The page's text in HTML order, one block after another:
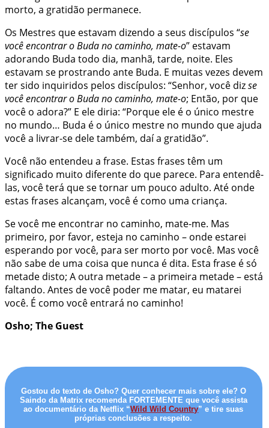
morto, a gratidão permanece.
Os Mestres que estavam dizendo a seus discípulos “se
você encontrar o Buda no caminho, mate-o” estavam
adorando Buda todo dia, manhã, tarde, noite. Eles
estavam se prostrando ante Buda. E muitas vezes devem
ter sido inquiridos pelos discípulos: “Senhor, você dizse
você encontrar o Buda no caminho, mate-o; Então, por que
você o adora?” E ele diria: “Porque ele é o único mestre
no mundo… Buda é o único mestre no mundo que ajuda
você a livrar-se dele também, daí a gratidão”.
Você não entendeu a frase. Estas frases têm um
significado muito diferente do que parece. Para entendê-
las, você terá que se tornar um pouco adulto. Até onde
estas frases alcançam, você é como uma criança.
Se você me encontrar no caminho, mate-me. Mas
primeiro, por favor, esteja no caminho – onde estarei
esperando por você, para ser morto por você. Mas você
não sabe de uma coisa que nunca é dita. Esta frase é só
metade disto; A outra metade – a primeira metade – está
faltando. Antes de você poder me matar, eu matarei
você. É como você entrará no caminho!
Osho; The Guest
Gostou do texto de Osho? Quer conhecer mais sobre ele? O
Saindo da Matrix recomenda FORTEMENTE que você assista
ao documentário da Netflix “Wild Wild Country” e tire suas
próprias conclusões a respeito.